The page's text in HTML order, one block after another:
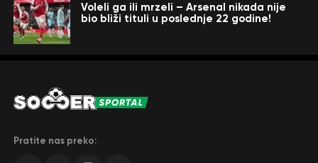
Voleli ga ili mrzeli – Arsenal nikada nije
bio bliži tituli u poslednje 22 godine!
Pratite nas preko: